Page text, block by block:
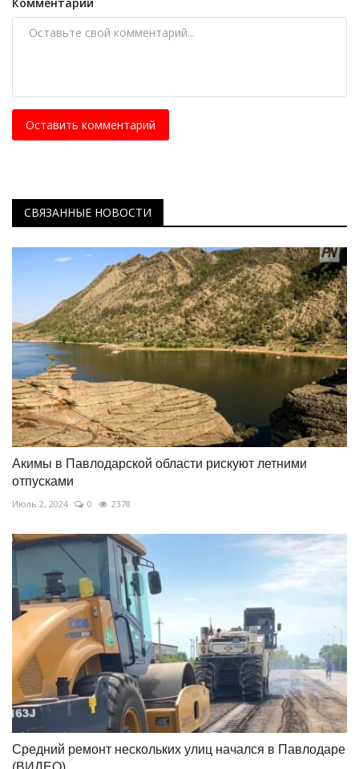
Оставить комментарий
СВЯЗАННЫЕ НОВОСТИ
Акимы в Павлодарской области рискуют летними
отпусками
Июль 2, 2024 0 2378
Средний ремонт нескольких улиц начался в Павлодаре